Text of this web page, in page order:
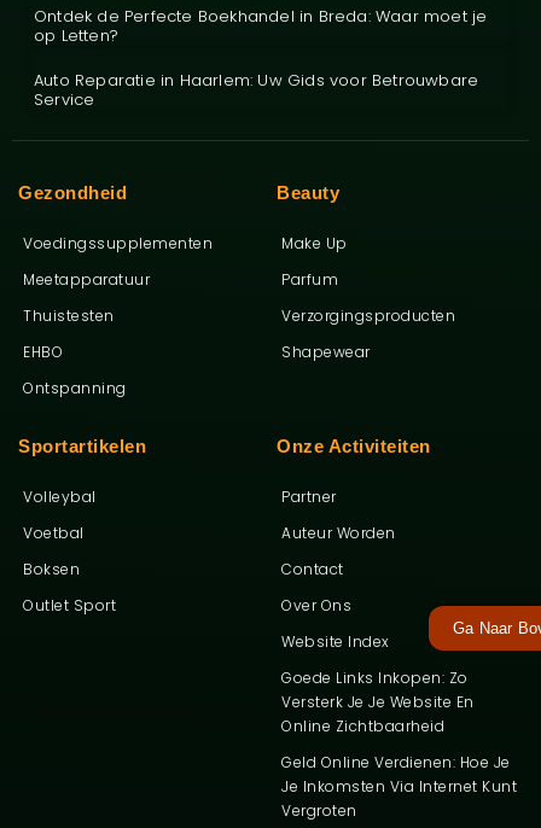
Ga Naar
Onze Activiteiten
Partner
Auteur Worden
Contact
Over Ons
Website Index
Goede Links Inkopen: Zo
Versterk Je Je Website En
Online Zichtbaarheid
Geld Online Verdienen: Hoe Je
Je Inkomsten Via Internet Kunt
Vergroten
Sportartikelen
Volleybal
Voetbal
Boksen
Outlet Sport
Beauty
Make Up
Parfum
Verzorgingsproducten
Shapewear
Gezondheid
Voedingssupplementen
Meetapparatuur
Thuistesten
EHBO
Ontspanning
Ontdek de Perfecte Boekhandel in Breda: Waar moet je
op Letten?
Auto Reparatie in Haarlem: Uw Gids voor Betrouwbare
Service